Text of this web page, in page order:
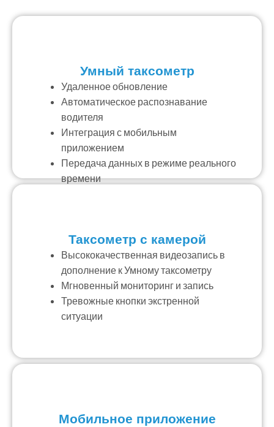
Умный таксометр
Удаленное обновление
Автоматическое распознавание
водителя
Интеграция с мобильным
приложением
Передача данных в режиме реального
времени
Таксометр с камерой
Высококачественная видеозапись в
дополнение к Умному таксометру
Мгновенный мониторинг и запись
Тревожные кнопки экстренной
ситуации
Мобильное приложение